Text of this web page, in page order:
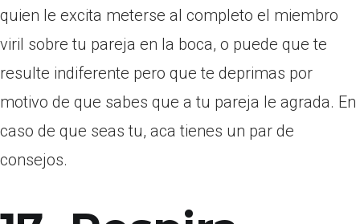
quien le excita meterse al completo el miembro
viril sobre tu pareja en la boca, o puede que te
resulte indiferente pero que te deprimas por
motivo de que sabes que a tu pareja le agrada. En
caso de que seas tu, aca tienes un par de
consejos.